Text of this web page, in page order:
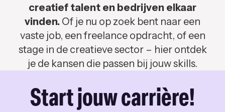
creatief talent en bedrijven elkaar
vinden. Of je nu op zoek bent naar een
vaste job, een freelance opdracht, of een
stage in de creatieve sector – hier ontdek
je de kansen die passen bij jouw skills.
Start jouw carrière!